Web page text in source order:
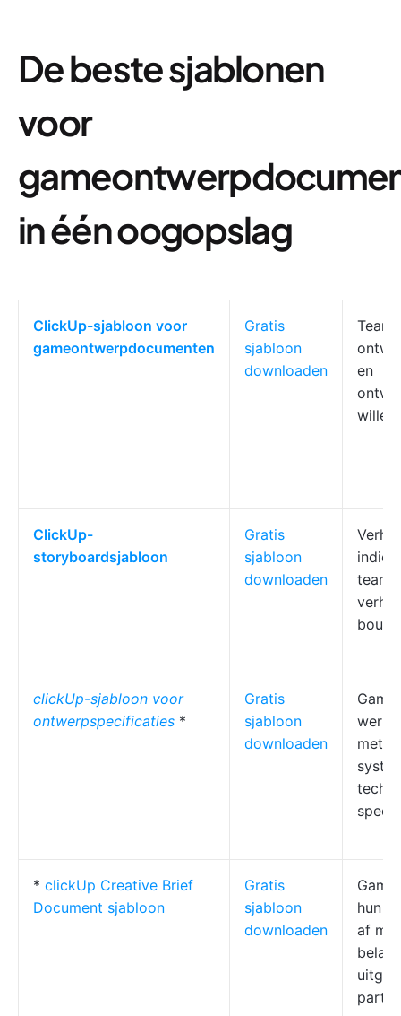
De beste sjablonen
voor
in één oogopslag
ClickUp-sjabloon voor
gameontwerpdocumenten
Gratis
sjabloon
downloaden
en
willen
ClickUp-
storyboardsjabloon
Gratis
sjabloon
downloaden
indie-
clickUp-sjabloon voor
ontwerpspecificaties *
Gratis
sjabloon
downloaden
met
* clickUp Creative Brief
Document sjabloon
Gratis
sjabloon
downloaden
hun
af